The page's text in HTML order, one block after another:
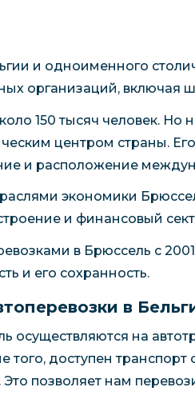
и одноименного
организаций, включая
150 тысяч человек. Но
центром страны.
и расположение
экономики
и финансовый
в Брюссель с
и его сохранность.
в
осуществляются на
того, доступен
позволяет нам